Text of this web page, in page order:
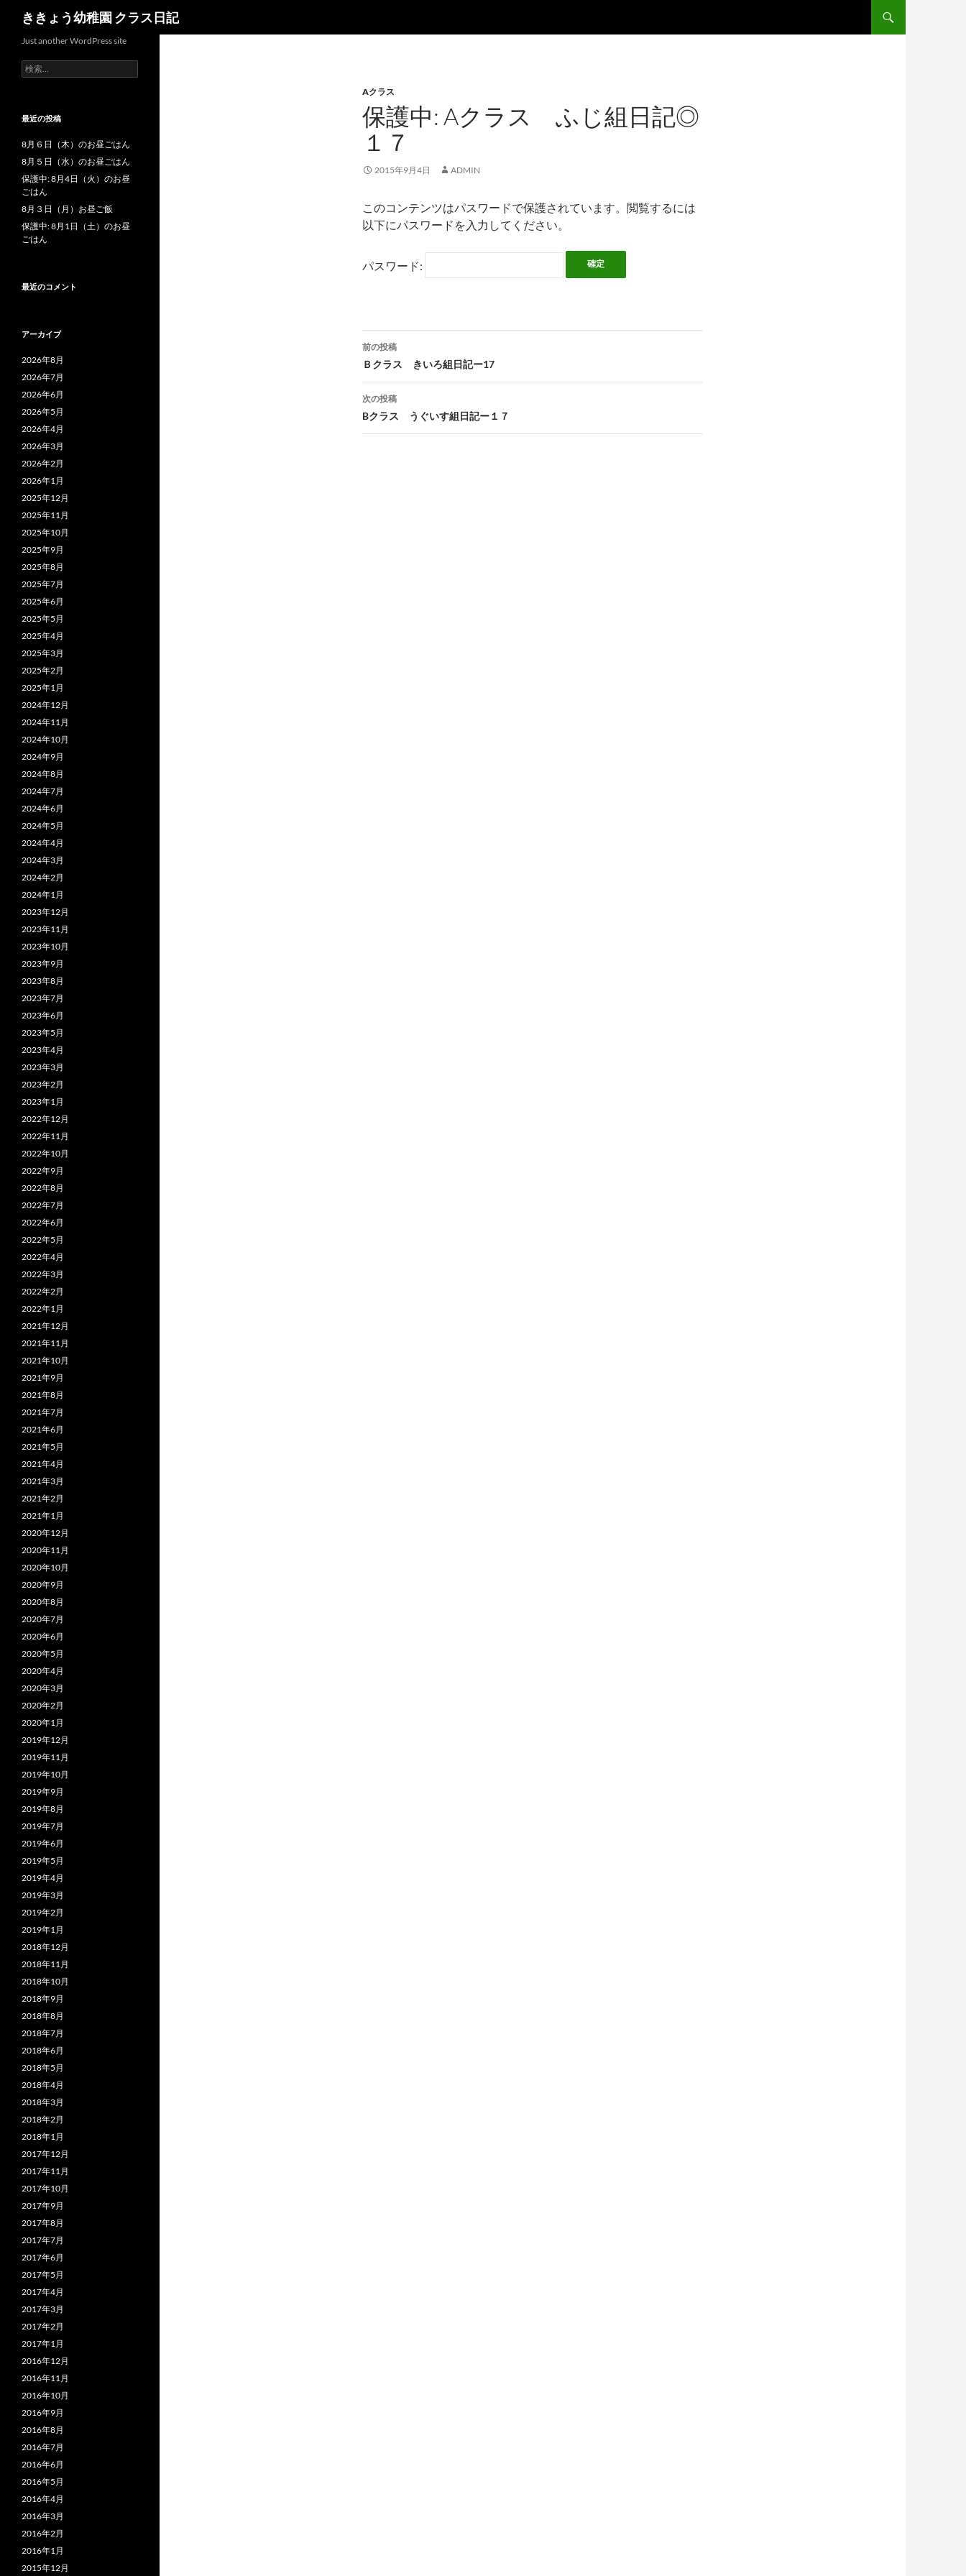
ききょう幼稚園 クラス日記
Aクラス
保護中: Aクラス ふじ組日記◎
１７
2015年9月4日 ADMIN
このコンテンツはパスワードで保護されています。閲覧するには
以下にパスワードを入力してください。
パスワード:
投
稿
ナ
前の投稿
Ｂクラス きいろ組日記ー17
次の投稿
Bクラス うぐいす組日記ー１７
Just another WordPress site
検
索
最近の投稿
8月６日（木）のお昼ごはん
8月５日（水）のお昼ごはん
保護中: 8月4日（火）のお昼
ごはん
8月３日（月）お昼ご飯
保護中: 8月1日（土）のお昼
ごはん
最近のコメント
アーカイブ
2026年8月
2026年7月
2026年6月
2026年5月
2026年4月
2026年3月
2026年2月
2026年1月
2025年12月
2025年11月
2025年10月
2025年9月
2025年8月
2025年7月
2025年6月
2025年5月
2025年4月
2025年3月
2025年2月
2025年1月
2024年12月
2024年11月
2024年10月
2024年9月
2024年8月
2024年7月
2024年6月
2024年5月
2024年4月
2024年3月
2024年2月
2024年1月
2023年12月
2023年11月
2023年10月
2023年9月
2023年8月
2023年7月
2023年6月
2023年5月
2023年4月
2023年3月
2023年2月
2023年1月
2022年12月
2022年11月
2022年10月
2022年9月
2022年8月
2022年7月
2022年6月
2022年5月
2022年4月
2022年3月
2022年2月
2022年1月
2021年12月
2021年11月
2021年10月
2021年9月
2021年8月
2021年7月
2021年6月
2021年5月
2021年4月
2021年3月
2021年2月
2021年1月
2020年12月
2020年11月
2020年10月
2020年9月
2020年8月
2020年7月
2020年6月
2020年5月
2020年4月
2020年3月
2020年2月
2020年1月
2019年12月
2019年11月
2019年10月
2019年9月
2019年8月
2019年7月
2019年6月
2019年5月
2019年4月
2019年3月
2019年2月
2019年1月
2018年12月
2018年11月
2018年10月
2018年9月
2018年8月
2018年7月
2018年6月
2018年5月
2018年4月
2018年3月
2018年2月
2018年1月
2017年12月
2017年11月
2017年10月
2017年9月
2017年8月
2017年7月
2017年6月
2017年5月
2017年4月
2017年3月
2017年2月
2017年1月
2016年12月
2016年11月
2016年10月
2016年9月
2016年8月
2016年7月
2016年6月
2016年5月
2016年4月
2016年3月
2016年2月
2016年1月
2015年12月